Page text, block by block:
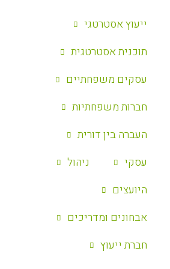
ייעוץ אסטרטגי
‏תוכנית אסטרטגית
עסקים משפחתיים
חברות משפחתיות
העברה בין דורית
עסקי
ניהול
היועצים
אבחונים ומדריכים
חברת ייעוץ